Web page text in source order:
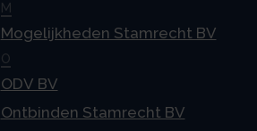
M
Mogelijkheden Stamrecht BV
O
ODV BV
Ontbinden Stamrecht BV